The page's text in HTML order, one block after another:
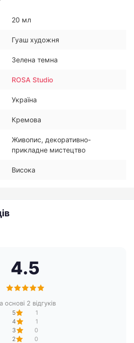
20 мл
Гуаш художня
Зелена темна
ROSA Studio
Україна
Кремова
Живопис, декоративно-
прикладне мистецтво
Висока
4.5
основі 2 відгуків
5
1
4
1
3
0
2
0